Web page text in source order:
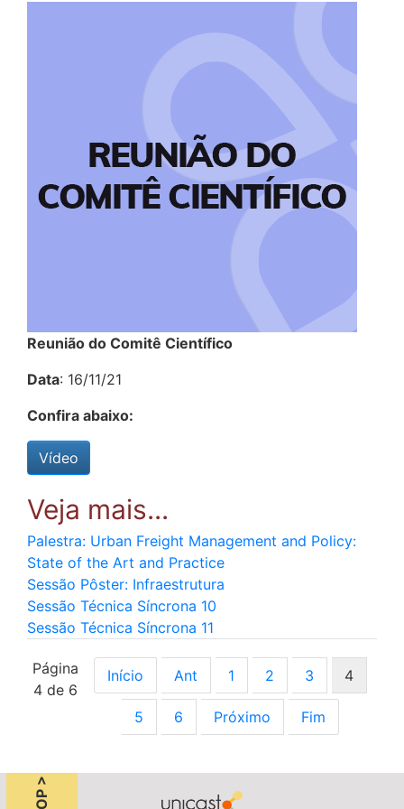
Reunião do Comitê Científico
Data: 16/11/21
Confira abaixo:
Vídeo
Palestra: Urban Freight Management and Policy:
State of the Art and Practice
Sessão Pôster: Infraestrutura
Sessão Técnica Síncrona 10
Sessão Técnica Síncrona 11
Página
4 de 6
Início Ant 1 2 3 4
5 6 Próximo Fim
TOP >